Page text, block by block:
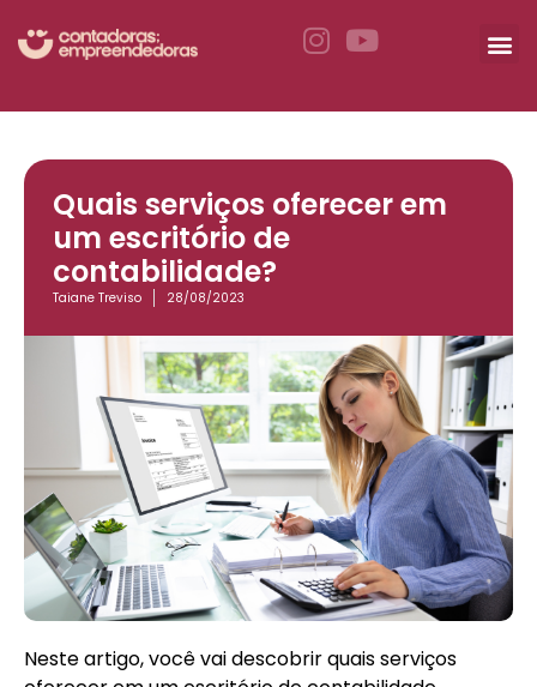
Quais serviços oferecer em
um escritório de
contabilidade?
Taiane Treviso 28/08/2023
Neste artigo, você vai descobrir quais serviços